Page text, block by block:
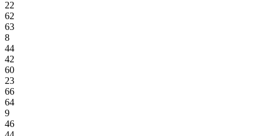
22
62
63
8
44
42
60
23
66
64
9
46